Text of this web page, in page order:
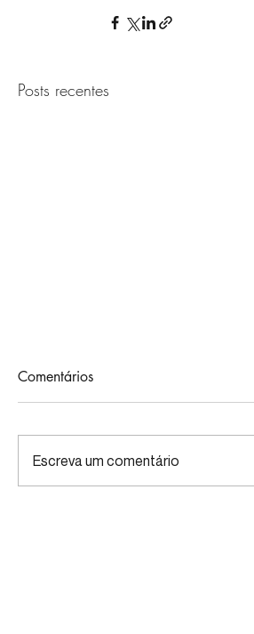
Posts recentes
Comentários
Escreva um comentário